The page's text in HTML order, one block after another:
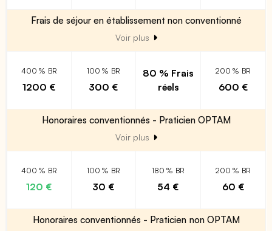
Frais de séjour en établissement non conventionné
Voir plus
400 % BR
1200 €
100 % BR
300 €
80 % Frais
réels
200 % BR
600 €
Honoraires conventionnés - Praticien OPTAM
Voir plus
400 % BR
120 €
100 % BR
30 €
180 % BR
54 €
200 % BR
60 €
Honoraires conventionnés - Praticien non OPTAM